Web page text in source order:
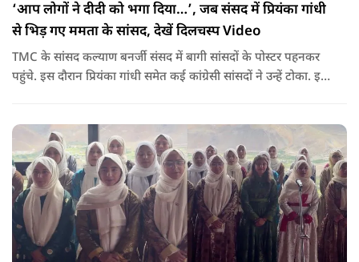
‘आप लोगों ने दीदी को भगा दिया…’, जब संसद में प्रियंका गांधी
से भिड़ गए ममता के सांसद, देखें दिलचस्प Video
TMC के सांसद कल्याण बनर्जी संसद में बागी सांसदों के पोस्टर पहनकर
पहुंचे. इस दौरान प्रियंका गांधी समेत कई कांग्रेसी सांसदों ने उन्हें टोका. इस